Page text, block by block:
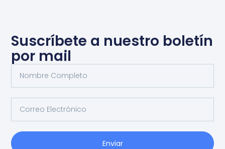
Suscríbete a nuestro boletín
por mail
Enviar